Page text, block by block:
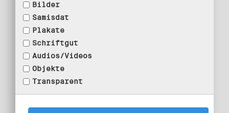
Bilder
Samisdat
Plakate
Schriftgut
Audios/Videos
Objekte
Transparent